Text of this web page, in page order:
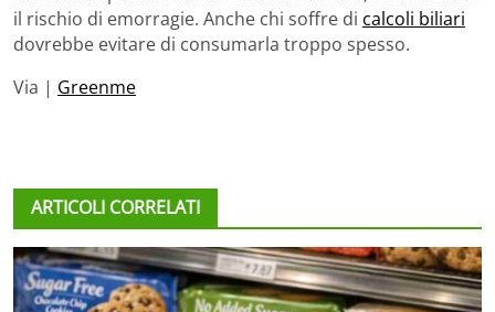
il rischio di emorragie. Anche chi soffre di calcoli biliari
dovrebbe evitare di consumarla troppo spesso.
Via | Greenme
ARTICOLI CORRELATI